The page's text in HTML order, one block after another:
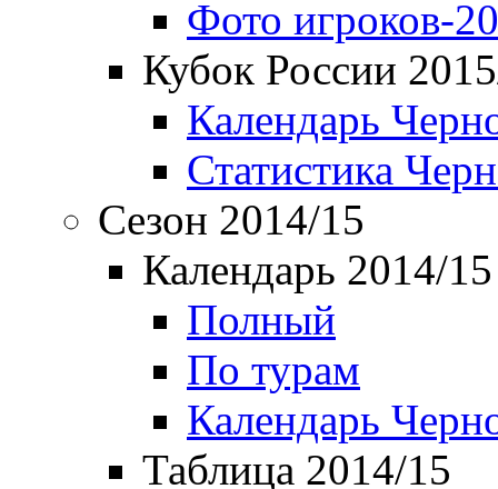
Фото игроков-
Кубок России
Календарь
Статистика
Сезон 2014/15
Календарь 2014/15
Полный
По турам
Календарь
Таблица 2014/15